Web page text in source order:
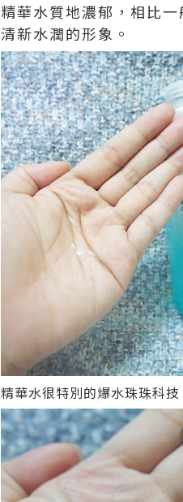
精華水質地濃郁，相比
清新水潤的形象。
精華水很特別的爆水珠珠科